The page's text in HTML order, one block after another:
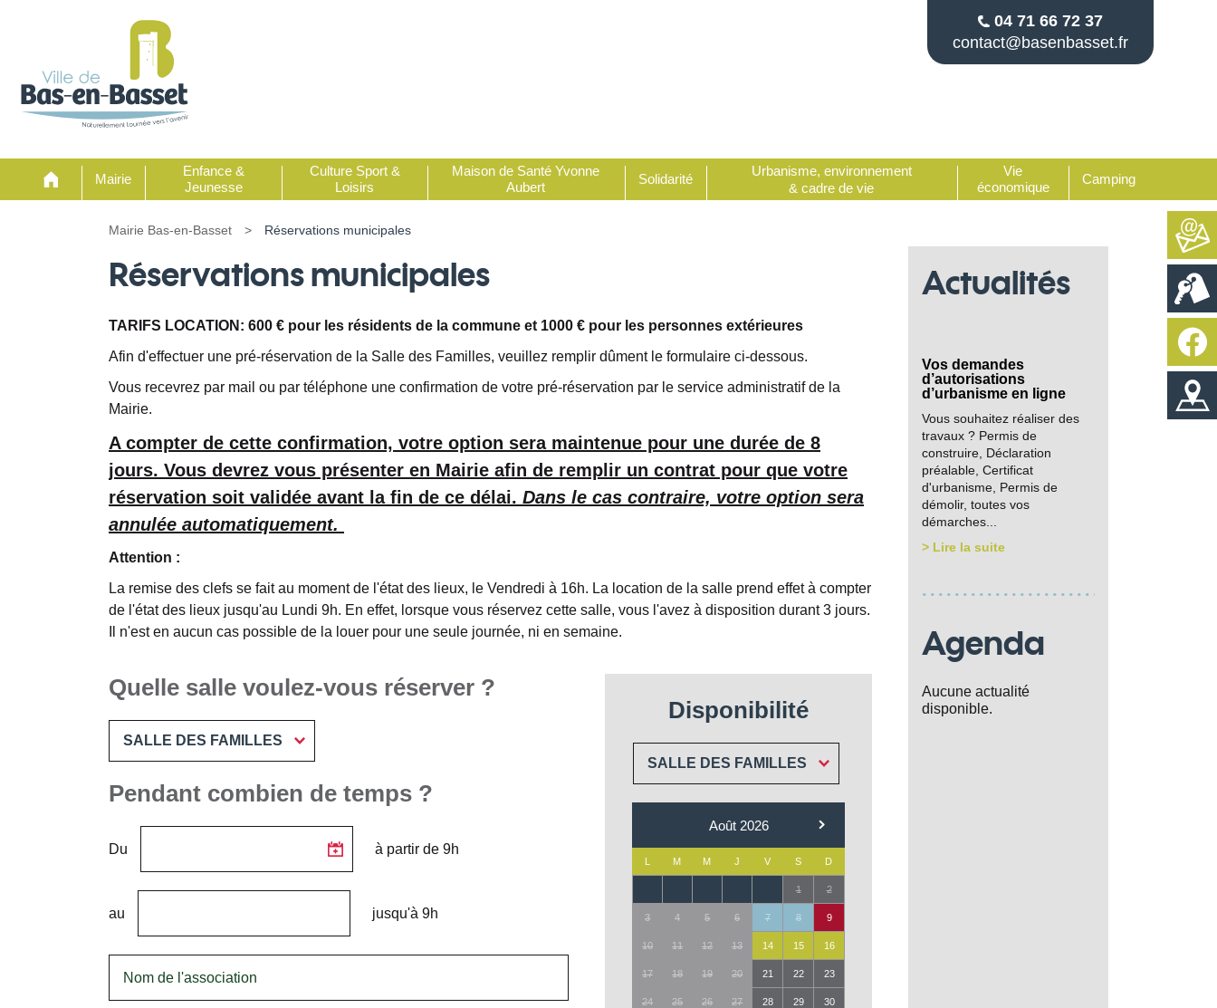
04 71 66 72 37
contact@basenbasset.fr
Mairie
Enfance &
Jeunesse
Culture Sport &
Loisirs
Maison de Santé Yvonne
Aubert
Solidarité
Urbanisme, environnement
& cadre de vie
Vie
économique
Camping
Mairie Bas-en-Basset > Réservations municipales
Réservations municipales
TARIFS LOCATION: 600 € pour les résidents de la commune et 1000 € pour les personnes extérieures
Afin d'effectuer une pré-réservation de la Salle des Familles, veuillez remplir dûment le formulaire ci-dessous.
Vous recevrez par mail ou par téléphone une confirmation de votre pré-réservation par le service administratif de la
Mairie.
A compter de cette confirmation, votre option sera maintenue pour une durée de 8
jours. Vous devrez vous présenter en Mairie afin de remplir un contrat pour que votre
réservation soit validée avant la fin de ce délai. Dans le cas contraire, votre option sera
annulée automatiquement.
Attention :
La remise des clefs se fait au moment de l'état des lieux, le Vendredi à 16h. La location de la salle prend effet à compter
de l'état des lieux jusqu'au Lundi 9h. En effet, lorsque vous réservez cette salle, vous l'avez à disposition durant 3 jours.
Il n'est en aucun cas possible de la louer pour une seule journée, ni en semaine.
Disponibilité
SALLE DES FAMILLES
Août 2026
L M M J V S D
1 2
3 4 5 6 7 8 9
10 11 12 13 14 15 16
17 18 19 20 21 22 23
24 25 26 27 28 29 30
Quelle salle voulez-vous réserver ?
SALLE DES FAMILLES
Pendant combien de temps ?
Du à partir de 9h
au jusqu'à 9h
Actualités
Vos demandes
d’autorisations
d’urbanisme en ligne
Vous souhaitez réaliser des
travaux ? Permis de
construire, Déclaration
préalable, Certificat
d'urbanisme, Permis de
démolir, toutes vos
démarches...
> Lire la suite
Agenda
Aucune actualité
disponible.